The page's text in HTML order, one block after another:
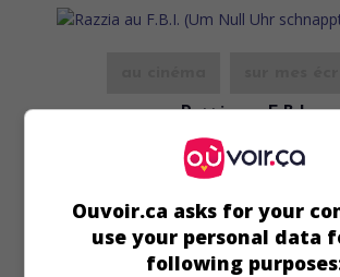
Razzia au F.B.I.
All. 1966. Drame policier de Harald Philipp
possession d'un terrible explosif exercent
le F.B.I. dont ils exigent une rançon d'un
Ouvoir.ca asks for your
use your personal data
following